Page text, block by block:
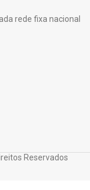
rede fixa nacional
Reservados